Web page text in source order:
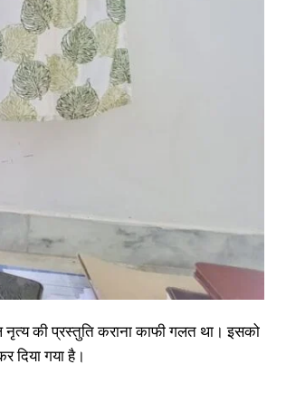
नृत्य की प्रस्तुति कराना काफी गलत था। इसको
दिया गया है।